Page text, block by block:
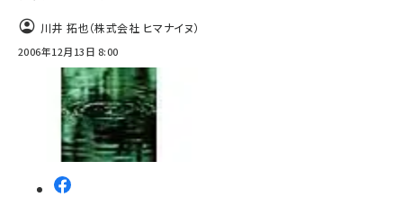
川井 拓也（株式会社 ヒマナイヌ）
2006年12月13日 8:00